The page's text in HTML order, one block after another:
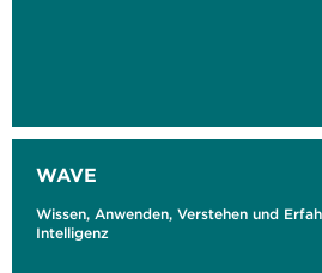
WAVE
Wissen, Anwenden, Verstehen und
Intelligenz